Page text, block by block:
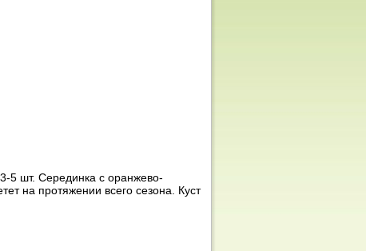
5 шт. Серединка с оранжево-
на протяжении всего сезона. Куст